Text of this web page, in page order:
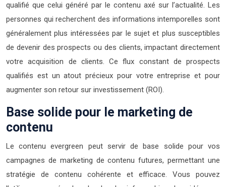
qualifié que celui généré par le contenu axé sur l’actualité. Les
personnes qui recherchent des informations intemporelles sont
généralement plus intéressées par le sujet et plus susceptibles
de devenir des prospects ou des clients, impactant directement
votre acquisition de clients. Ce flux constant de prospects
qualifiés est un atout précieux pour votre entreprise et pour
augmenter son retour sur investissement (ROI).
Base solide pour le marketing de
contenu
Le contenu evergreen peut servir de base solide pour vos
campagnes de marketing de contenu futures, permettant une
stratégie de contenu cohérente et efficace. Vous pouvez